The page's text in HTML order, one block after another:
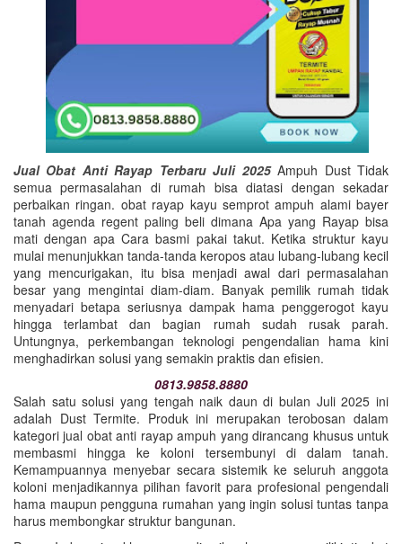
Jual Obat Anti Rayap Terbaru Juli 2025Ampuh Dust Tidak
semua permasalahan di rumah bisa diatasi dengan sekadar
perbaikan ringan. obat rayap kayu semprot ampuh alami bayer
tanah agenda regent paling beli dimana Apa yang Rayap bisa
mati dengan apa Cara basmi pakai takut. Ketika struktur kayu
mulai menunjukkan tanda-tanda keropos atau lubang-lubang kecil
yang mencurigakan, itu bisa menjadi awal dari permasalahan
besar yang mengintai diam-diam. Banyak pemilik rumah tidak
menyadari betapa seriusnya dampak hama penggerogot kayu
hingga terlambat dan bagian rumah sudah rusak parah.
Untungnya, perkembangan teknologi pengendalian hama kini
menghadirkan solusi yang semakin praktis dan efisien.
0813.9858.8880
Salah satu solusi yang tengah naik daun di bulan Juli 2025 ini
adalah Dust Termite. Produk ini merupakan terobosan dalam
kategori jual obat anti rayap ampuh yang dirancang khusus untuk
membasmi hingga ke koloni tersembunyi di dalam tanah.
Kemampuannya menyebar secara sistemik ke seluruh anggota
koloni menjadikannya pilihan favorit para profesional pengendali
hama maupun pengguna rumahan yang ingin solusi tuntas tanpa
harus membongkar struktur bangunan.